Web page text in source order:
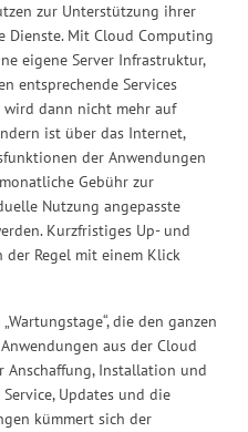
zur Unterstützung ihrer
Dienste. Mit Cloud Computing
eigene Server Infrastruktur,
entsprechende Services
wird dann nicht mehr auf
ist über das Internet,
der Anwendungen
Gebühr zur
Nutzung angepasste
Kurzfristiges Up- und
Regel mit einem Klick
die den ganzen
aus der Cloud
Installation und
Updates und die
kümmert sich der